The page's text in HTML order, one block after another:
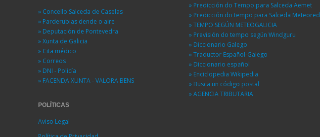
» Concello Salceda de Caselas
» Parderubias dende o aire
» Deputación de Pontevedra
» Xunta de Galicia
» Cita médico
» Correos
» DNI - Policía
» FACENDA XUNTA - VALORA BENS
POLÍTICAS
Aviso Legal
» Predicción do Tempo para Salceda Aemet
» Predicción do tempo para Salceda Meteored
» TEMPO SEGÚN METEOGALICIA
» Previsión do tempo según Windguru
» Diccionario Galego
» Traductor Español-Galego
» Diccionario español
» Enciclopedia Wikipedia
» Busca un código postal
» AGENCIA TRIBUTARIA